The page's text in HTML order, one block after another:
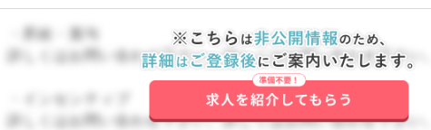
・昇給・賞与
詳しくはお問い合わせ下さい。詳しくはお問い合わせ下さい。
・インセンティブ
詳しくはお問い合わせ下さい。詳しくはお問い合わせ下さい。